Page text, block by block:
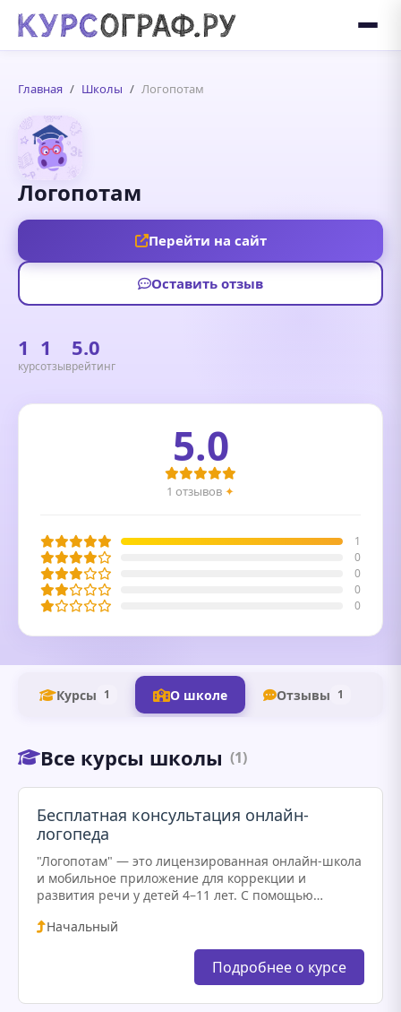
Главная Школы Логопотам
Логопотам
Перейти на сайт
Оставить отзыв
1
курс
1
отзыв
5.0
рейтинг
5.0
1 отзывов ✦
1
0
0
0
0
Курсы 1 О школе Отзывы 1
Все курсы школы (1)
Бесплатная консультация онлайн-
логопеда
"Логопотам" — это лицензированная онлайн-школа
и мобильное приложение для коррекции и
развития речи у детей 4–11 лет. С помощью
видеоконференций и интерактивных игровых
Начальный
Подробнее о курсе